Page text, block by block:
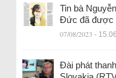
Tin bà
Đức đã được
07/08/2023 -
Đài phát